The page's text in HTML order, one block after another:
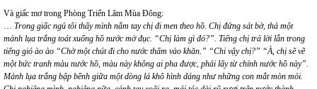
Và giấc mơ trong Phòng Triển Lãm Mùa Đông:
Trong giấc ngủ tôi thấy mình nắm tay chị đi men theo hồ. Chị đứng sát bờ, thả một
mảnh lụa trắng toát xuống hồ nước mờ đục. “Chị làm gì đó?”. Tiếng chị trả lời lẫn trong
tiếng gió ào ào “Chờ một chút đi cho nước thấm vào khăn.” “Chi vậy chị?” “À, chị sẽ vẽ
một bức tranh màu nước hồ, màu này không ai pha được, phải lấy từ chính nước hồ này”.
Mảnh lụa trắng bập bềnh giữa một dòng lá khô hình dáng như những con mắt mòn mỏi.